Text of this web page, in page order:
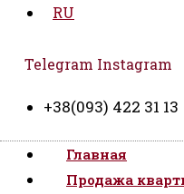
RU
Telegram Instagram
+38(093) 422 31 13
Главная
Продажа